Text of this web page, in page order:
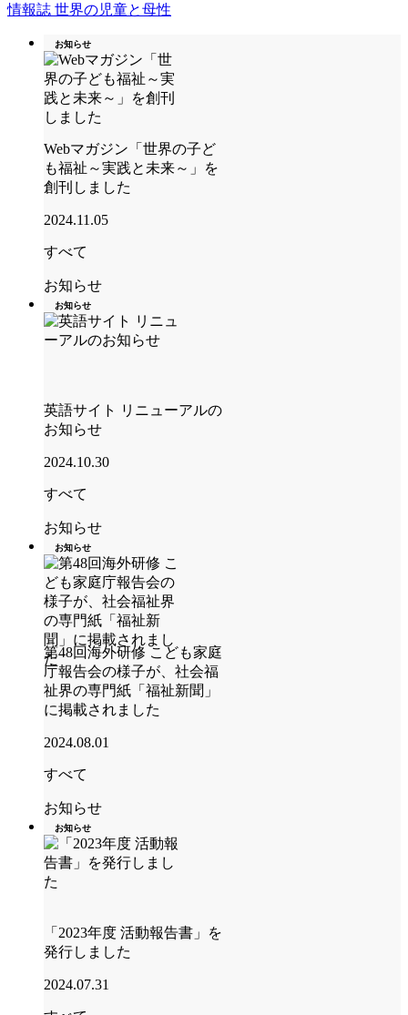
情報誌 世界の児童と母性
お知らせ
Webマガジン「世界の子ど
も福祉～実践と未来～」を
創刊しました
2024.11.05
すべて
お知らせ
お知らせ
英語サイト リニューアルの
お知らせ
2024.10.30
すべて
お知らせ
お知らせ
第48回海外研修 こども家庭
庁報告会の様子が、社会福
祉界の専門紙「福祉新聞」
に掲載されました
2024.08.01
すべて
お知らせ
お知らせ
「2023年度 活動報告書」を
発行しました
2024.07.31